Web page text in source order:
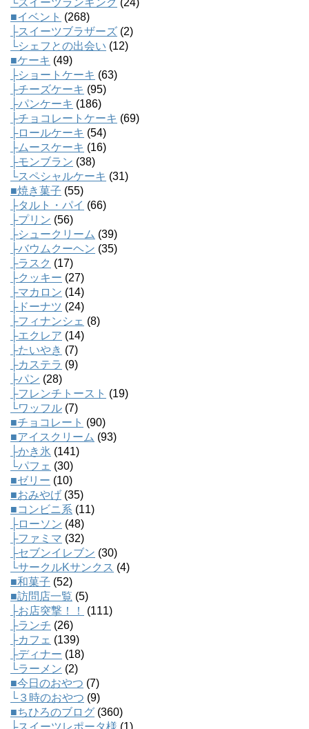
└スイーツランキング (24)
■イベント (268)
├スイーツブラザーズ (2)
└シェフとの出会い (12)
■ケーキ (49)
├ショートケーキ (63)
├チーズケーキ (95)
├パンケーキ (186)
├チョコレートケーキ (69)
├ロールケーキ (54)
├ムースケーキ (16)
├モンブラン (38)
└スペシャルケーキ (31)
■焼き菓子 (55)
├タルト・パイ (66)
├プリン (56)
├シュークリーム (39)
├バウムクーヘン (35)
├ラスク (17)
├クッキー (27)
├マカロン (14)
├ドーナツ (24)
├フィナンシェ (8)
├エクレア (14)
├たいやき (7)
├カステラ (9)
├パン (28)
├フレンチトースト (19)
└ワッフル (7)
■チョコレート (90)
■アイスクリーム (93)
├かき氷 (141)
└パフェ (30)
■ゼリー (10)
■おみやげ (35)
■コンビニ系 (11)
├ローソン (48)
├ファミマ (32)
├セブンイレブン (30)
└サークルKサンクス (4)
■和菓子 (52)
■訪問店一覧 (5)
├お店突撃！！
(111)
├ランチ (26)
├カフェ (139)
├ディナー (18)
└ラーメン (2)
■今日のおやつ (7)
└３時のおやつ (9)
■ちひろのブログ (360)
├スイーツレポータ様 (1)